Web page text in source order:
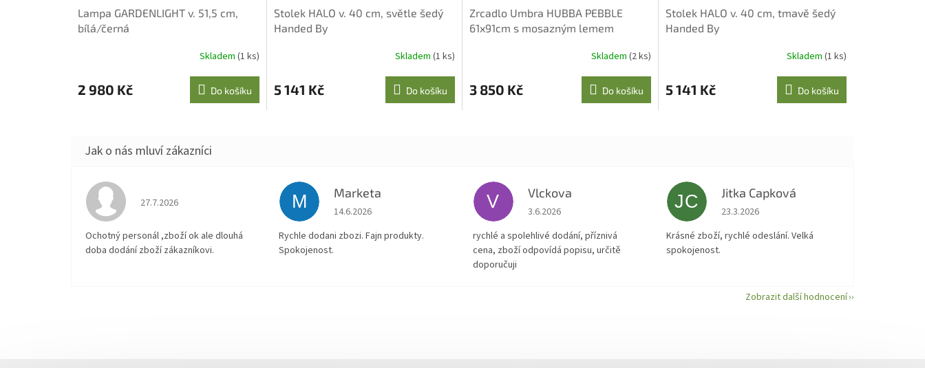
A
Lampa GARDENLIGHT v. 51,5 cm,
bílá/černá
Skladem (1 ks)
2 980 Kč Do košíku
A
Stolek HALO v. 40 cm, světle šedý
Handed By
Skladem (1 ks)
5 141 Kč Do košíku
A
Zrcadlo Umbra HUBBA PEBBLE
61x91cm s mosazným lemem
Skladem (2 ks)
3 850 Kč Do košíku
A
Stolek HALO v. 40 cm, tmavě šedý
Handed By
Skladem (1 ks)
5 141 Kč Do košíku
Hodnocení obchodu je 4 z 5 hvězdiček.
27.7.2026
Ochotný personál ,zboží ok ale dlouhá
doba dodání zboží zákazníkovi.
M Marketa
Hodnocení obchodu je 5 z 5 hvězdiček.
14.6.2026
Rychle dodani zbozi. Fajn produkty.
Spokojenost.
V Vlckova
Hodnocení obchodu je 5 z 5 hvězdiček.
3.6.2026
rychlé a spolehlivé dodání, příznivá
cena, zboží odpovídá popisu, určitě
doporučuji
JC Jitka Capková
Hodnocení obchodu je 5 z 5 hvězdiček.
23.3.2026
Krásné zboží, rychlé odeslání. Velká
spokojenost.
Zobrazit další hodnocení